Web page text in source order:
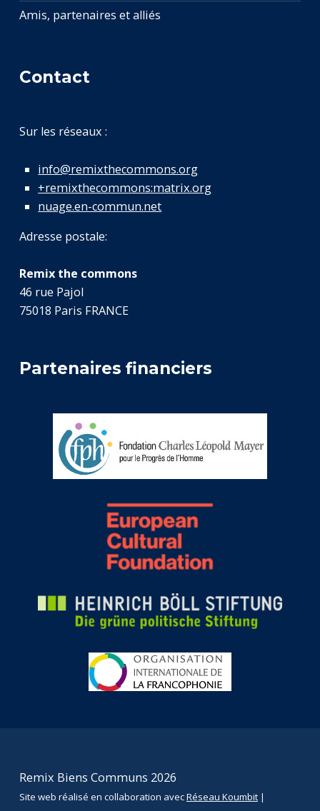
Amis, partenaires et alliés
Contact
Sur les réseaux :
info@remixthecommons.org
+remixthecommons:matrix.org
nuage.en-commun.net
Adresse postale:
Remix the commons
46 rue Pajol
75018 Paris FRANCE
Partenaires financiers
Remix Biens Communs 2026
Site web réalisé en collaboration avecRéseau Koumbit|